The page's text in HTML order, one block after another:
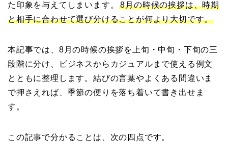
た印象を与えてしまいます。8月の時候の挨拶は、時期
と相手に合わせて選び分けることが何より大切です。
本記事では、8月の時候の挨拶を上旬・中旬・下旬の三
段階に分け、ビジネスからカジュアルまで使える例文
とともに整理します。結びの言葉やよくある間違いま
で押さえれば、季節の便りを落ち着いて書き出せま
す。
この記事で分かることは、次の四点です。